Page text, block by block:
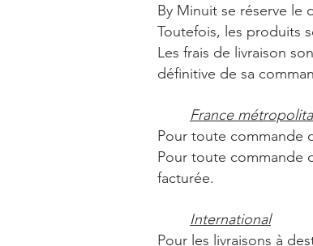
By Minuit se réserve
Toutefois, les produits
Les frais de livraison
définitive de sa
France
Pour toute commande
Pour toute commande
facturée.
International
Pour les livraisons à